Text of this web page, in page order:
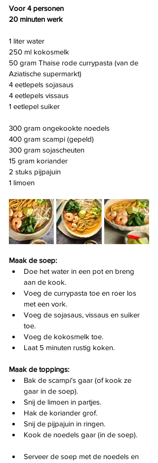
Voor 4 personen
20 minuten werk
1 liter water
250 ml kokosmelk
50 gram Thaise rode currypasta (van de
Aziatische supermarkt)
4 eetlepels sojasaus
4 eetlepels vissaus
1 eetlepel suiker
300 gram ongekookte noedels
400 gram scampi (gepeld)
300 gram sojascheuten
15 gram koriander
2 stuks pijpajuin
1 limoen
Maak de soep:
Doe het water in een pot en breng
aan de kook.
Voeg de currypasta toe en roer los
met een vork.
Voeg de sojasaus, vissaus en suiker
toe.
Voeg de kokosmelk toe.
Laat 5 minuten rustig koken.
Maak de toppings:
Bak de scampi's gaar (of kook ze
gaar in de soep).
Snij de limoen in partjes.
Hak de koriander grof.
Snij de pijpajuin in ringen.
Kook de noedels gaar (in de soep).
Serveer de soep met de noedels en